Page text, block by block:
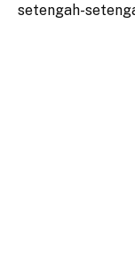
setengah-